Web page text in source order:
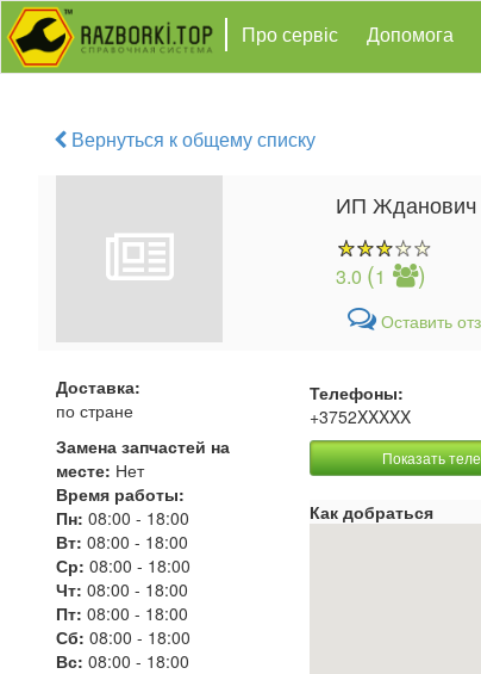
Про сервіс Допомога
Вернуться к общему списку
ИП Жданович
3.0 (1 )
Оставить
Доставка:
по стране
Замена запчастей на
месте: Нет
Время работы:
Пн: 08:00 - 18:00
Вт: 08:00 - 18:00
Ср: 08:00 - 18:00
Чт: 08:00 - 18:00
Пт: 08:00 - 18:00
Сб: 08:00 - 18:00
Вс: 08:00 - 18:00
Телефоны:
+3752XXXXX
Показать
Как добраться